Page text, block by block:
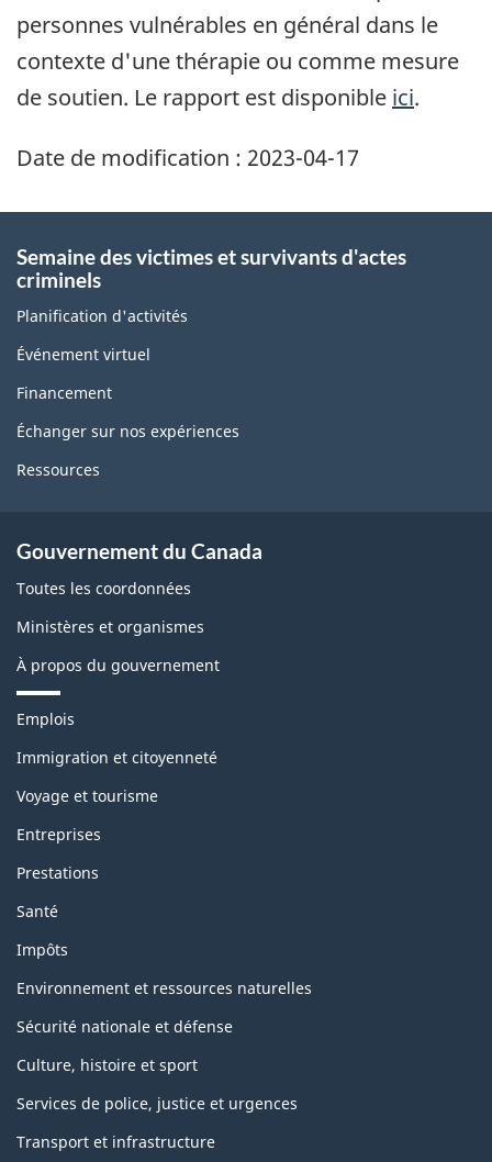
personnes vulnérables en général dans le
contexte d'une thérapie ou comme mesure
de soutien. Le rapport est disponible ici.
Date de modification : 2023-04-17
Semaine des victimes et survivants d'actes
criminels
Planification d'activités
Événement virtuel
Financement
Échanger sur nos expériences
Ressources
Gouvernement du Canada
Toutes les coordonnées
Ministères et organismes
À propos du gouvernement
T
è
e
e
t
s
u
j
e
s
Emplois
Immigration et citoyenneté
Voyage et tourisme
Entreprises
Prestations
Santé
Impôts
Environnement et ressources naturelles
Sécurité nationale et défense
Culture, histoire et sport
Services de police, justice et urgences
Transport et infrastructure